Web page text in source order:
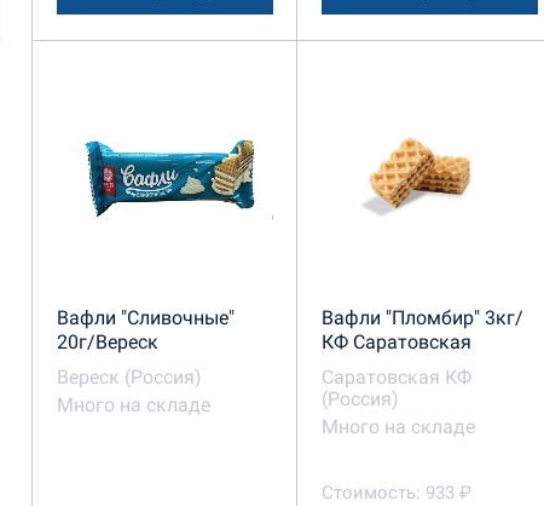
Вафли "Сливочные"
20г/Вереск
Вереск (Россия)
Много на складе
Вафли "Пломбир" 3кг/
КФ Саратовская
Саратовская КФ
(Россия)
Много на складе
Стоимость: 933 ₽